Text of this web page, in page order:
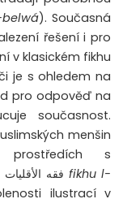
belwá). Současná
řešení i pro
v klasickém fikhu
je s ohledem na
pro odpověď na
současnost.
menšin
prostředích s
fikhu l-
ilustrací v